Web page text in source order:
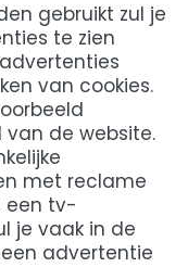
gebruikt zul je
te zien
van cookies.
de website.
met reclame
een tv-
je vaak in de
advertentie